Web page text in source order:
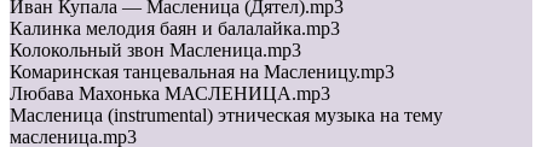
Иван Купала — Масленица (Дятел).mp3
Калинка мелодия баян и балалайка.mp3
Колокольный звон Масленица.mp3
Комаринская танцевальная на Масленицу.mp3
Любава Махонька МАСЛЕНИЦА.mp3
Масленица (instrumental) этническая музыка на тему
масленица.mp3